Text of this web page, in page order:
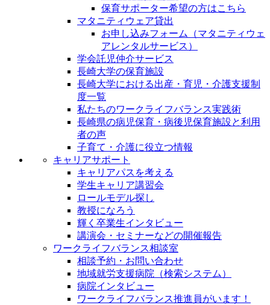
保育サポーター希望の方はこちら
マタニティウェア貸出
お申し込みフォーム（マタニティウェ
アレンタルサービス）
学会託児仲介サービス
長崎大学の保育施設
長崎大学における出産・育児・介護支援制
度一覧
私たちのワークライフバランス実践術
長崎県の病児保育・病後児保育施設と利用
者の声
子育て・介護に役立つ情報
キャリアサポート
キャリアパスを考える
学生キャリア講習会
ロールモデル探し
教授になろう
輝く卒業生インタビュー
講演会・セミナーなどの開催報告
ワークライフバランス相談室
相談予約・お問い合わせ
地域就労支援病院（検索システム）
病院インタビュー
ワークライフバランス推進員がいます！